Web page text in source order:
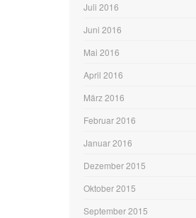
Juli 2016
Juni 2016
Mai 2016
April 2016
März 2016
Februar 2016
Januar 2016
Dezember 2015
Oktober 2015
September 2015